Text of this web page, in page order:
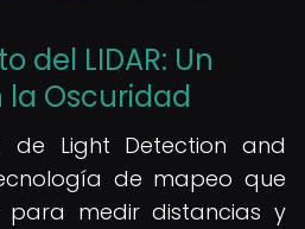
del LIDAR: Un
la Oscuridad
de Light Detection and
de mapeo que
para medir distancias y